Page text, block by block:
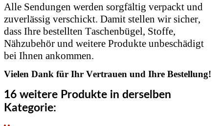
Alle Sendungen werden sorgfältig verpackt und
zuverlässig verschickt. Damit stellen wir sicher,
dass Ihre bestellten Taschenbügel, Stoffe,
Nähzubehör und weitere Produkte unbeschädigt
bei Ihnen ankommen.
Vielen Dank für Ihr Vertrauen und Ihre Bestellung!
16 weitere Produkte in derselben
Kategorie: